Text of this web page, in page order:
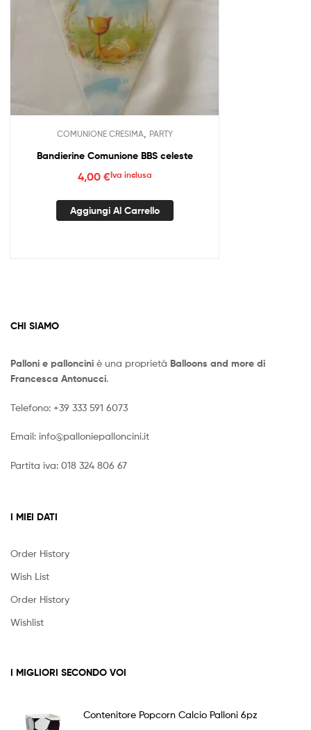
COMUNIONE CRESIMA PARTY
Bandierine Comunione BBS celeste
4,00 €Iva inclusa
Aggiungi Al Carrello
CHI SIAMO
Palloni e palloncini è una proprietà Balloons and more di
Francesca Antonucci.
Telefono: +39 333 591 6073
Email: info@palloniepalloncini.it
Partita iva: 018 324 806 67
I MIEI DATI
Order History
Wish List
Order History
Wishlist
I MIGLIORI SECONDO VOI
Contenitore Popcorn Calcio Palloni 6pz